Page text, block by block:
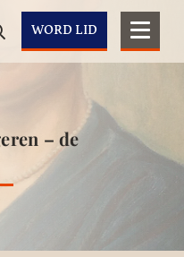
WORD LID
– de